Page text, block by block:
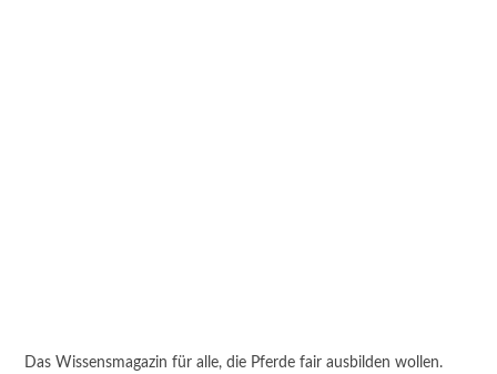
Das Wissensmagazin für alle, die Pferde fair ausbilden wollen.